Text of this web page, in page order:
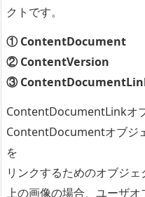
クトです。
① ContentDocument
② ContentVersion
③
ContentDocumentLinkオ
ContentDocumentオブジ
を
リンクするためのオブジェ
上の画像の場合、ユーザ